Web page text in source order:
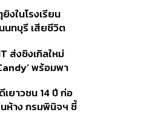
ยร์ใบอนุญาต
าง 7 ปี
งในโรงเรียน
นทบุรี เสียชีวิต
วัติคดีกราดยิงที่
ส่งซิงเกิลใหม่
พร้อมพา
ยาวชน 14 ปี ก่อ
นห้าง กรมพินิจฯ ชี้